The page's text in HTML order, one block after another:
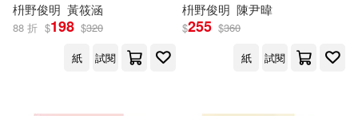
枡野俊明 黃筱涵
88 折 $198 $320
紙
試閱
枡野俊明 陳尹暐
$255 $360
紙
試閱